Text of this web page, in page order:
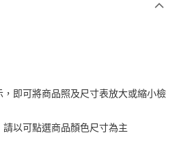
即可將商品照及尺寸表放大或縮小檢
以可點選商品顏色尺寸為主